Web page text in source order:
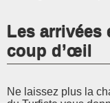
Les arrivées
coup d’œil
Ne laissez plus la